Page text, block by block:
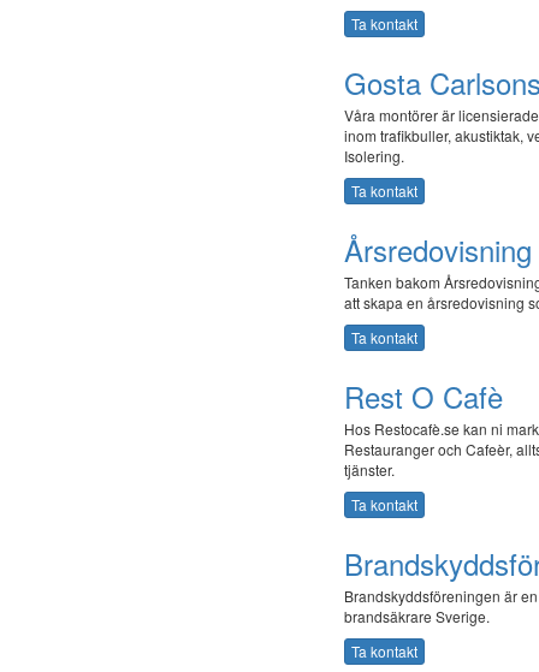
Ta kontakt
Gosta
Våra montörer är
inom trafikbuller, akustiktak,
Isolering.
Ta kontakt
Tanken bakom
att skapa en årsredovisning
Ta kontakt
Rest O Cafè
Hos Restocafè.se kan ni
Restauranger och Cafeèr,
tjänster.
Ta kontakt
Brandskyddsföreningen är
brandsäkrare Sverige.
Ta kontakt